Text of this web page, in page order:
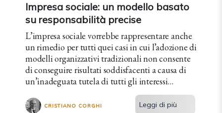
Impresa sociale: un modello basato
su responsabilità precise
L’impresa sociale vorrebbe rappresentare anche
un rimedio per tutti quei casi in cui l’adozione di
modelli organizzativi tradizionali non consente
di conseguire risultati soddisfacenti a causa di
un’inadeguata tutela di tutti gli interessi
CRISTIANO CORGHI Leggi di più